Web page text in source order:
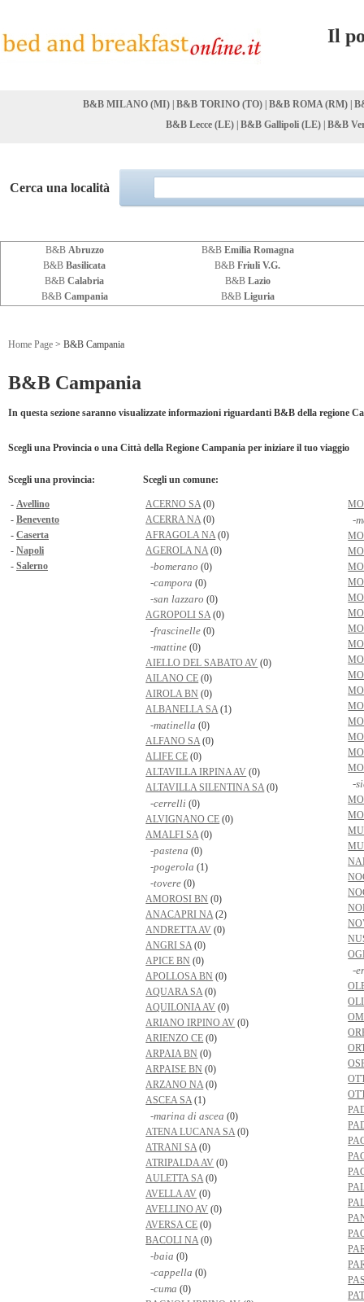
Il
B&B MILANO (MI) B&B TORINO (TO) B&B ROMA (RM)
B&B Lecce (LE) B&B Gallipoli (LE) B&B
Cerca una località
B&B Abruzzo B&B Emilia Romagna
B&B Basilicata B&B Friuli V.G.
B&B Calabria B&B Lazio
B&B Campania B&B Liguria
Home Page > B&B Campania
B&B Campania
In questa sezione saranno visualizzate informazioni riguardanti B&B della regione
Scegli una Provincia o una Città della Regione Campania per iniziare il tuo viaggio
Scegli una provincia:
- Avellino
- Benevento
- Caserta
- Napoli
- Salerno
Scegli un comune:
ACERNO SA(0)
ACERRA NA(0)
AFRAGOLA NA(0)
AGEROLA NA(0)
-bomerano (0)
-campora (0)
-san lazzaro (0)
AGROPOLI SA(0)
-frascinelle(0)
-mattine (0)
AIELLO DEL SABATO AV (0)
AILANO CE (0)
AIROLA BN (0)
ALBANELLA SA(1)
-matinella (0)
ALFANO SA(0)
ALIFE CE (0)
ALTAVILLA IRPINA AV (0)
ALTAVILLA SILENTINA SA(0)
-cerrelli (0)
ALVIGNANO CE (0)
AMALFI SA(0)
-pastena (0)
-pogerola (1)
-tovere (0)
AMOROSI BN (0)
ANACAPRI NA(2)
ANDRETTA AV (0)
ANGRI SA(0)
APICE BN (0)
APOLLOSA BN (0)
AQUARA SA(0)
AQUILONIA AV (0)
ARIANO IRPINO AV (0)
ARIENZO CE (0)
ARPAIA BN (0)
ARPAISE BN (0)
ARZANO NA(0)
ASCEA SA(1)
-marina di ascea (0)
ATENA LUCANA SA(0)
ATRANI SA(0)
ATRIPALDA AV (0)
AULETTA SA(0)
AVELLA AV (0)
AVELLINO AV (0)
AVERSA CE (0)
BACOLI NA(0)
-baia (0)
-cappella (0)
-cuma (0)
-
-
-